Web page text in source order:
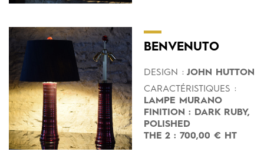
BENVENUTO
DESIGN : JOHN HUTTON
CARACTÉRISTIQUES :
LAMPE MURANO
FINITION : DARK RUBY,
POLISHED
THE 2 : 700,00 € HT